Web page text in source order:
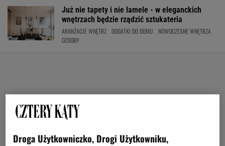
Już nie tapety i nie lamele - w eleganckich
wnętrzach będzie rządzić sztukateria
ARANŻACJE WNĘTRZ DODATKI DO DOMU
NOWOCZESNE WNĘTRZA
OZDOBY
Droga Użytkowniczko, Drogi Użytkowniku,